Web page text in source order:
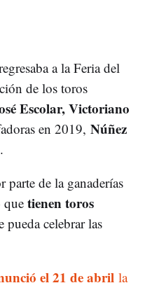
a la Feria del
de los toros
Escolar, Victoriano
en 2019, Núñez
.
parte de la ganaderías
que tienen toros
pueda celebrar las
el 21 de abril la